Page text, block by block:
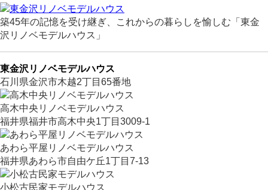
築45年の記憶を受け継ぎ、これからの暮らしを愉しむ「東金
沢リノベモデルハウス」
東金沢リノベモデルハウス
石川県金沢市木越2丁目65番地
高木中央リノベモデルハウス
福井県福井市高木中央1丁目3009-1
あわら平屋リノベモデルハウス
福井県あわら市自由ケ丘1丁目7-13
小松古民家モデルハウス